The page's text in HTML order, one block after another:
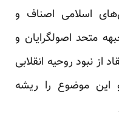
اسلامی اصناف و
متحد اصولگرایان و
از نبود روحیه انقلابی
موضوع را ریشه